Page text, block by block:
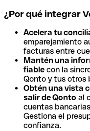
¿Por qué integrar
Acelera tu
emparejamiento
facturas entre
Mantén una
fiable con la
Qonto y tus otros
Obtén una vista
salir de Qonto al
cuentas
Gestiona el
confianza.